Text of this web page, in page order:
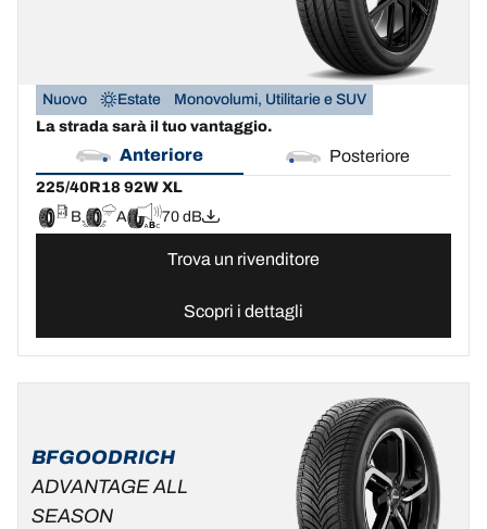
Nuovo Estate
Monovolumi, Utilitarie e SUV
La strada sarà il tuo vantaggio.
Anteriore Posteriore
225/40R18 92W XL
B
A 70 dB
Trova un rivenditore
Scopri i dettagli
BFGOODRICH
ADVANTAGE ALL
SEASON